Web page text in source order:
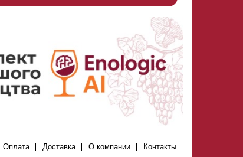
Оплата Доставка О компании Контакты